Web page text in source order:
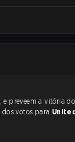
Usuários da Strafe tem um favorito para a partida, e preveem a vitória do
dos votos para